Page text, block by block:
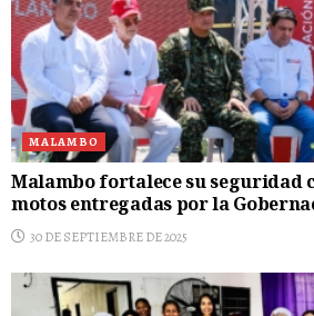
MALAMBO
Malambo fortalece su seguridad
motos entregadas por la
30 DE SEPTIEMBRE DE 2025